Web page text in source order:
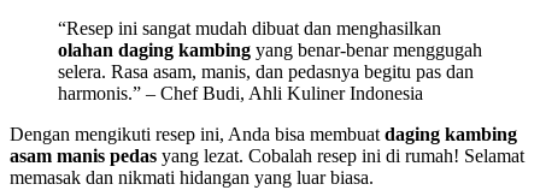
“Resep ini sangat mudah dibuat dan menghasilkan
olahan daging kambing yang benar-benar menggugah
selera. Rasa asam, manis, dan pedasnya begitu pas dan
harmonis.” – Chef Budi, Ahli Kuliner Indonesia
Dengan mengikuti resep ini, Anda bisa membuat daging kambing
asam manis pedas yang lezat. Cobalah resep ini di rumah! Selamat
memasak dan nikmati hidangan yang luar biasa.